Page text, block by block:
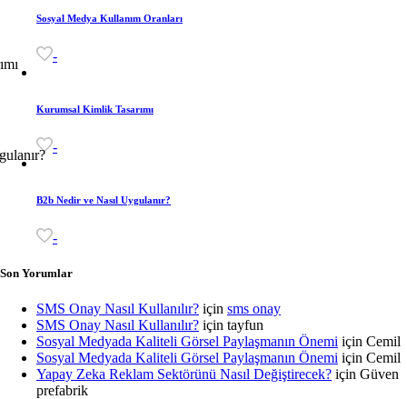
Sosyal Medya Kullanım Oranları
-
Kurumsal Kimlik Tasarımı
-
B2b Nedir ve Nasıl Uygulanır?
-
Son Yorumlar
SMS Onay Nasıl Kullanılır? için sms onay
SMS Onay Nasıl Kullanılır? için tayfun
Sosyal Medyada Kaliteli Görsel Paylaşmanın Önemi için Cemil
Sosyal Medyada Kaliteli Görsel Paylaşmanın Önemi için Cemil
Yapay Zeka Reklam Sektörünü Nasıl Değiştirecek? için Güven
prefabrik